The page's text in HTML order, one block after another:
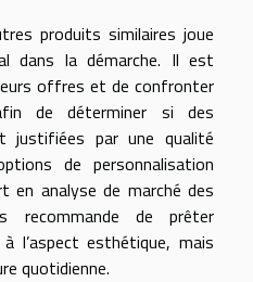
produits similaires joue
dans la démarche. Il est
offres et de confronter
de déterminer si des
justifiées par une qualité
de personnalisation
en analyse de marché des
recommande de prêter
l’aspect esthétique, mais
quotidienne.